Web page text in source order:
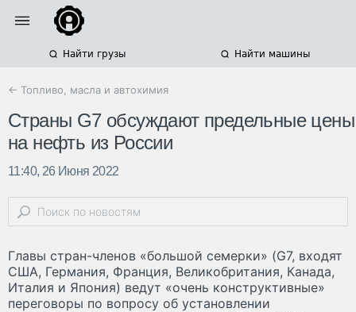
Найти грузы Найти машины
← Топливо, масла и автохимия
Страны G7 обсуждают предельные цены
на нефть из России
11:40, 26 Июня 2022
Главы стран-членов «большой семерки» (G7, входят
США, Германия, Франция, Великобритания, Канада,
Италия и Япония) ведут «очень конструктивные»
переговоры по вопросу об установлении